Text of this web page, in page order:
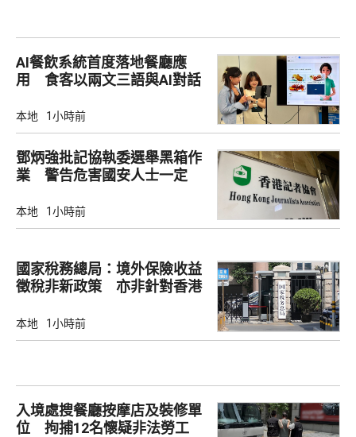
AI餐飲系統首度落地餐廳應
用 食客以兩文三語與AI對話
本地 1小時前
鄧炳強批記協執委選舉黑箱作
業 警告危害國安人士一定
本地 1小時前
國家稅務總局：境外保險收益
徵稅非新政策 亦非針對香港
本地 1小時前
入境處搜餐廳按摩店及裝修單
位 拘捕12名懷疑非法勞工